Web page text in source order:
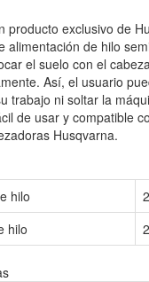
producto exclusivo de
alimentación de hilo
el suelo con el
Así, el usuario
trabajo ni soltar la
de usar y compatible
Husqvarna.
hilo
hilo